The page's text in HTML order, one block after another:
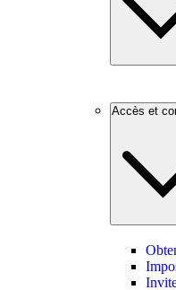
Accès et